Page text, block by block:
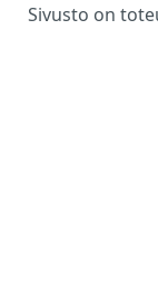
Sivusto on